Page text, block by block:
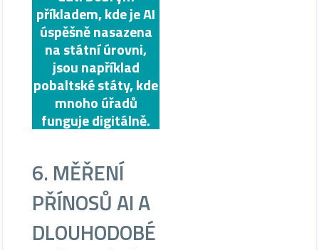
příkladem, kde je AI
úspěšně nasazena
na státní úrovni,
jsou například
pobaltské státy, kde
mnoho úřadů
funguje digitálně.
6. MĚŘENÍ
PŘÍNOSŮ AI A
DLOUHODOBÉ